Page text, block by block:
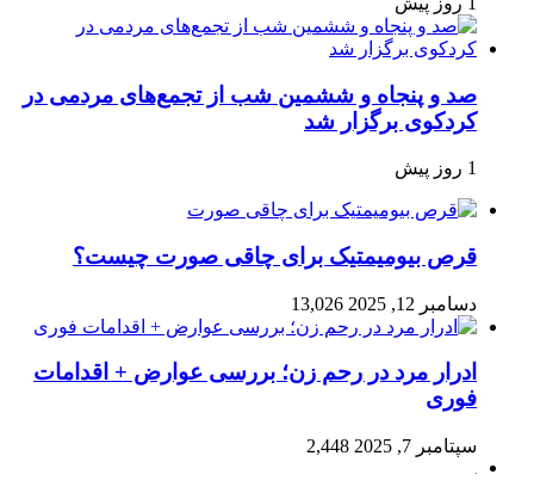
صد و پنجاه‌ و ششمین شب از تجمع‌های مردمی در
کردکوی برگزار شد
1 روز پیش
قرص بیومیمتیک برای چاقی صورت چیست؟
دسامبر 12, 2025 13,026
ادرار مرد در رحم زن؛ بررسی عوارض + اقدامات
فوری
سپتامبر 7, 2025 2,448